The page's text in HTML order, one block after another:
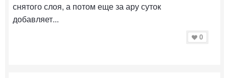
снятого слоя, а потом еще за ару суток
добавляет...
0